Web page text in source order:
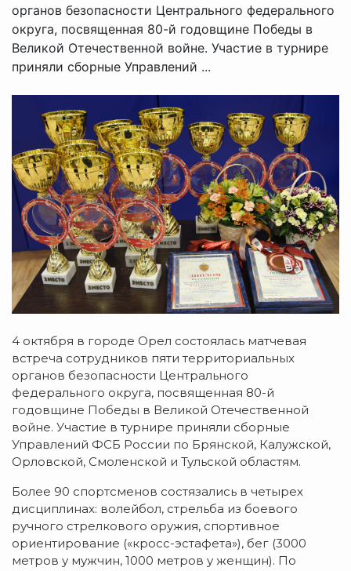
органов безопасности Центрального федерального
округа, посвященная 80-й годовщине Победы в
Великой Отечественной войне. Участие в турнире
приняли сборные Управлений ...
4 октября в городе Орел состоялась матчевая
встреча сотрудников пяти территориальных
органов безопасности Центрального
федерального округа, посвященная 80-й
годовщине Победы в Великой Отечественной
войне. Участие в турнире приняли сборные
Управлений ФСБ России по Брянской, Калужской,
Орловской, Смоленской и Тульской областям.
Более 90 спортсменов состязались в четырех
дисциплинах: волейбол, стрельба из боевого
ручного стрелкового оружия, спортивное
ориентирование («кросс-эстафета»), бег (3000
метров у мужчин, 1000 метров у женщин). По